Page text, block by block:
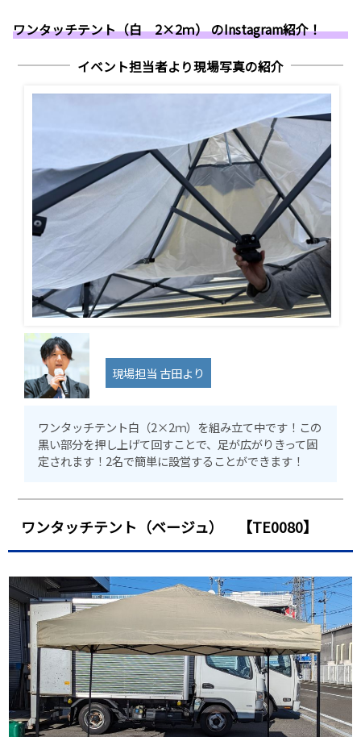
ワンタッチテント（白 2×2ｍ） のInstagram紹介！
イベント担当者より現場写真の紹介
現場担当 古田より
ワンタッチテント白（2×2ｍ）を組み立て中です！この
黒い部分を押し上げて回すことで、足が広がりきって固
定されます！2名で簡単に設営することができます！
ワンタッチテント（ベージュ） 【TE0080】